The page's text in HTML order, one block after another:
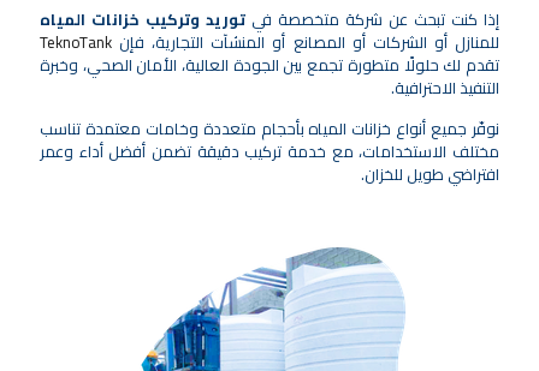
إذا كنت تبحث عن شركة متخصصة في توريد وتركيب خزانات المياه
للمنازل أو الشركات أو المصانع أو المنشآت التجارية، فإن TeknoTank
تقدم لك حلولًا متطورة تجمع بين الجودة العالية، الأمان الصحي، وخبرة
التنفيذ الاحترافية.
نوفّر جميع أنواع خزانات المياه بأحجام متعددة وخامات معتمدة تناسب
مختلف الاستخدامات، مع خدمة تركيب دقيقة تضمن أفضل أداء وعمر
افتراضي طويل للخزان.